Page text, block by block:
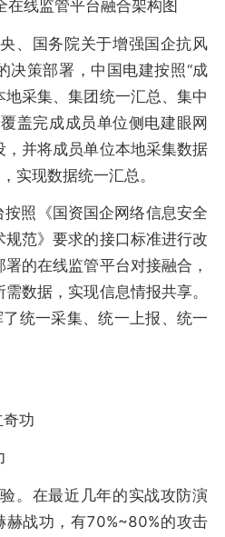
线监管平台融合架构图
、国务院关于增强国企抗风
决策部署，中国电建按照“成
采集、集团统一汇总、集中
盖完成成员单位侧电建眼网
并将成员单位本地采集数据
实现数据统一汇总。
照《国资国企网络信息安全
范》要求的接口标准进行改
的在线监管平台对接融合，
数据，实现信息情报共享。
了统一采集、统一上报、统一
功
。在最近几年的实战攻防演
赫战功，有70%~80%的攻击